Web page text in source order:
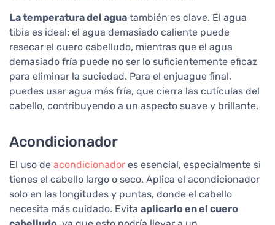
La temperatura del agua también es clave. El agua
tibia es ideal: el agua demasiado caliente puede
resecar el cuero cabelludo, mientras que el agua
demasiado fría puede no ser lo suficientemente eficaz
para eliminar la suciedad. Para el enjuague final,
puedes usar agua más fría, que cierra las cutículas del
cabello, contribuyendo a un aspecto suave y brillante.
Acondicionador
El uso de acondicionador es esencial, especialmente si
tienes el cabello largo o seco. Aplica el acondicionador
solo en las longitudes y puntas, donde el cabello
necesita más cuidado. Evita aplicarlo en el cuero